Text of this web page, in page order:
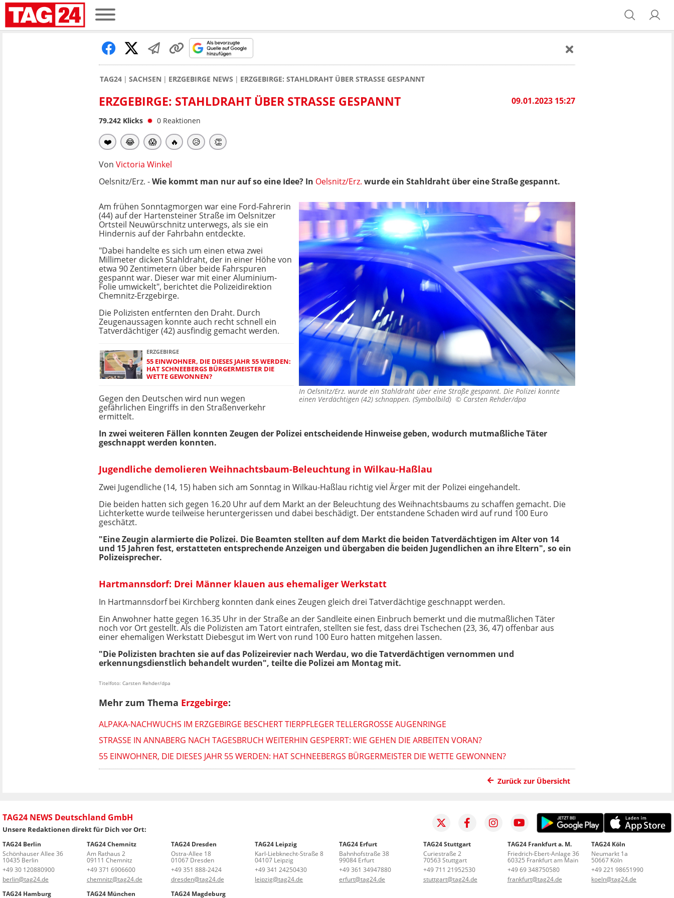
TAG24 SACHSEN ERZGEBIRGE NEWS ERZGEBIRGE: STAHLDRAHT ÜBER STRASSE GESPANNT
09.01.2023 15:27
ERZGEBIRGE: STAHLDRAHT ÜBER STRASSE GESPANNT
79.242 Klicks 0 Reaktionen
❤️ 😂 😱 🔥 😥 👏
Von Victoria Winkel
Oelsnitz/Erz. -Wie kommt man nur auf so eine Idee? In Oelsnitz/Erz. wurde ein Stahldraht über eine Straße gespannt.
In Oelsnitz/Erz. wurde ein Stahldraht über eine Straße gespannt. Die Polizei konnte
einen Verdächtigen (42) schnappen. (Symbolbild) © Carsten Rehder/dpa
Am frühen Sonntagmorgen war eine Ford-Fahrerin
(44) auf der Hartensteiner Straße im Oelsnitzer
Ortsteil Neuwürschnitz unterwegs, als sie ein
Hindernis auf der Fahrbahn entdeckte.
"Dabei handelte es sich um einen etwa zwei
Millimeter dicken Stahldraht, der in einer Höhe von
etwa 90 Zentimetern über beide Fahrspuren
gespannt war. Dieser war mit einer Aluminium-
Folie umwickelt", berichtet die Polizeidirektion
Chemnitz-Erzgebirge.
Die Polizisten entfernten den Draht. Durch
Zeugenaussagen konnte auch recht schnell ein
Tatverdächtiger (42) ausfindig gemacht werden.
ERZGEBIRGE
55 EINWOHNER, DIE DIESES JAHR 55 WERDEN:
HAT SCHNEEBERGS BÜRGERMEISTER DIE
WETTE GEWONNEN?
Gegen den Deutschen wird nun wegen
gefährlichen Eingriffs in den Straßenverkehr
ermittelt.
In zwei weiteren Fällen konnten Zeugen der Polizei entscheidende Hinweise geben, wodurch mutmaßliche Täter
geschnappt werden konnten.
Jugendliche demolieren Weihnachtsbaum-Beleuchtung in Wilkau-Haßlau
Zwei Jugendliche (14, 15) haben sich am Sonntag in Wilkau-Haßlau richtig viel Ärger mit der Polizei eingehandelt.
Die beiden hatten sich gegen 16.20 Uhr auf dem Markt an der Beleuchtung des Weihnachtsbaums zu schaffen gemacht. Die
Lichterkette wurde teilweise heruntergerissen und dabei beschädigt. Der entstandene Schaden wird auf rund 100 Euro
geschätzt.
"Eine Zeugin alarmierte die Polizei. Die Beamten stellten auf dem Markt die beiden Tatverdächtigen im Alter von 14
und 15 Jahren fest, erstatteten entsprechende Anzeigen und übergaben die beiden Jugendlichen an ihre Eltern", so ein
Polizeisprecher.
Hartmannsdorf: Drei Männer klauen aus ehemaliger Werkstatt
In Hartmannsdorf bei Kirchberg konnten dank eines Zeugen gleich drei Tatverdächtige geschnappt werden.
Ein Anwohner hatte gegen 16.35 Uhr in der Straße an der Sandleite einen Einbruch bemerkt und die mutmaßlichen Täter
noch vor Ort gestellt. Als die Polizisten am Tatort eintrafen, stellten sie fest, dass drei Tschechen (23, 36, 47) offenbar aus
einer ehemaligen Werkstatt Diebesgut im Wert von rund 100 Euro hatten mitgehen lassen.
"Die Polizisten brachten sie auf das Polizeirevier nach Werdau, wo die Tatverdächtigen vernommen und
erkennungsdienstlich behandelt wurden", teilte die Polizei am Montag mit.
Titelfoto: Carsten Rehder/dpa
Mehr zum Thema Erzgebirge:
ALPAKA-NACHWUCHS IM ERZGEBIRGE BESCHERT TIERPFLEGER TELLERGROSSE AUGENRINGE
STRASSE IN ANNABERG NACH TAGESBRUCH WEITERHIN GESPERRT: WIE GEHEN DIE ARBEITEN VORAN?
55 EINWOHNER, DIE DIESES JAHR 55 WERDEN: HAT SCHNEEBERGS BÜRGERMEISTER DIE WETTE GEWONNEN?
Zurück zur Übersicht
TAG24 NEWS Deutschland GmbH
Unsere Redaktionen direkt für Dich vor Ort:
TAG24 Berlin
Schönhauser Allee 36
10435 Berlin
+49 30 120880900
berlin@tag24.de
TAG24 Chemnitz
Am Rathaus 2
09111 Chemnitz
+49 371 6906600
chemnitz@tag24.de
TAG24 Dresden
Ostra-Allee 18
01067 Dresden
+49 351 888-2424
dresden@tag24.de
TAG24 Leipzig
Karl-Liebknecht-Straße 8
04107 Leipzig
+49 341 24250430
leipzig@tag24.de
TAG24 Erfurt
Bahnhofstraße 38
99084 Erfurt
+49 361 34947880
erfurt@tag24.de
TAG24 Stuttgart
Curiestraße 2
70563 Stuttgart
+49 711 21952530
stuttgart@tag24.de
TAG24 Frankfurt a. M.
Friedrich-Ebert-Anlage 36
60325 Frankfurt am Main
+49 69 348750580
frankfurt@tag24.de
TAG24 Köln
Neumarkt 1a
50667 Köln
+49 221 98651990
koeln@tag24.de
TAG24 Hamburg
TAG24 München TAG24 Magdeburg